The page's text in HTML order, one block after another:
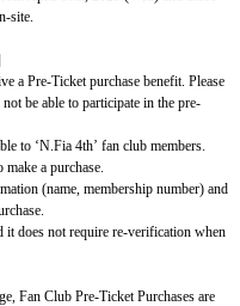
site.
a Pre-Ticket purchase benefit. Please
be able to participate in the pre-
to ‘N.Fia 4th’ fan club members.
a purchase.
(name, membership number) and
does not require re-verification when
Fan Club Pre-Ticket Purchases are